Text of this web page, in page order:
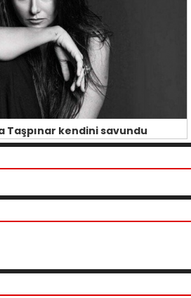
Taşpınar kendini savundu